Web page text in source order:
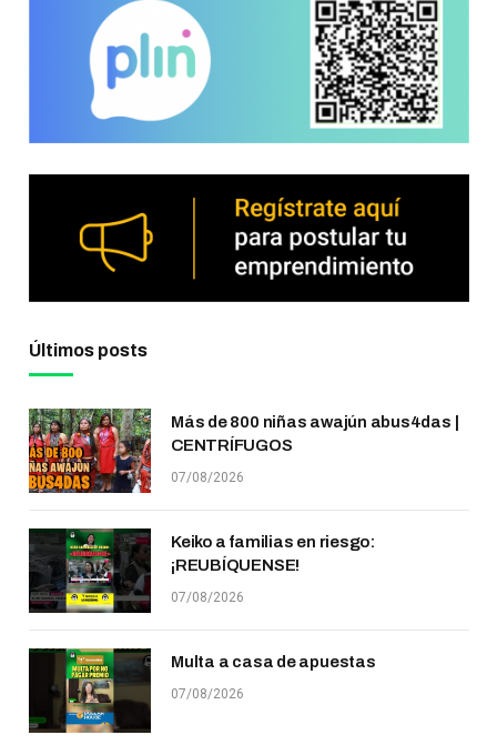
Últimos posts
Más de 800 niñas awajún abus4das |
CENTRÍFUGOS
07/08/2026
Keiko a familias en riesgo:
¡REUBÍQUENSE!
07/08/2026
Multa a casa de apuestas
07/08/2026